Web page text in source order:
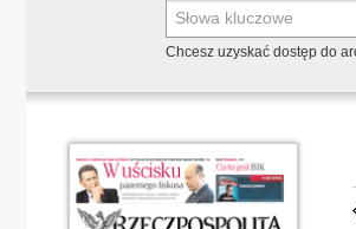
Chcesz uzyskać dostęp do